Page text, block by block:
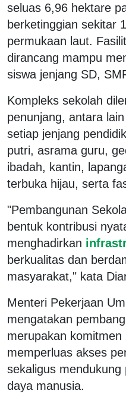
seluas 6,96 hektare
berketinggian sekitar
permukaan laut.
dirancang mampu
siswa jenjang SD,
Kompleks sekolah
penunjang, antara
setiap jenjang
putri, asrama guru,
ibadah, kantin,
terbuka hijau, serta
"Pembangunan
bentuk kontribusi
menghadirkan
berkualitas dan
masyarakat," kata
Menteri Pekerjaan
mengatakan
merupakan
memperluas akses
sekaligus
daya manusia.